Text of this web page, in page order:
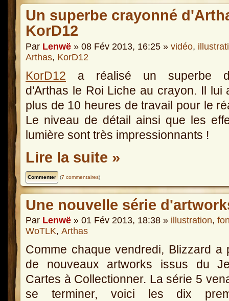
Un superbe crayonné
KorD12
Par Lenwë » 08 Fév 2013, 16:25 » vidéo,
Arthas, KorD12
KorD12 a réalisé un superbe
d'Arthas le Roi Liche au crayon. Il lui
plus de 10 heures de travail pour le
Le niveau de détail ainsi que les
lumière sont très impressionnants !
Lire la suite »
(7 commentaires)
Une nouvelle série
Par Lenwë » 01 Fév 2013, 18:38 » illustration,
WoTLK, Arthas
Comme chaque vendredi, Blizzard a
de nouveaux artworks issus du
Cartes à Collectionner. La série 5
se terminer, voici les dix